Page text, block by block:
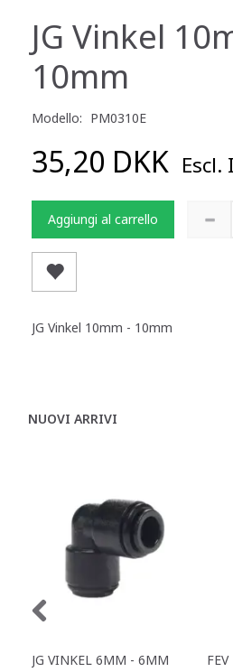
JG Vinkel
10mm
Modello: PM0310E
35,20 DKK Escl.
Aggiungi al carrello
JG Vinkel 10mm - 10mm
NUOVI ARRIVI
JG VINKEL 6MM - 6MM